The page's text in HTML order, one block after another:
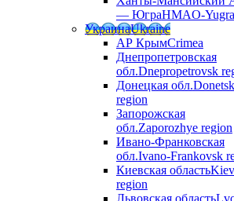
— ЮграHMAO-Yugra
УкраинаUkraine
АР КрымCrimea
Днепропетровская
обл.Dnepropetrovsk
Донецкая обл.Donetsk
region
Запорожская
обл.Zaporozhye region
Ивано-Франковская
обл.Ivano-Frankovsk
Киевская областьKiev
region
Львовская область